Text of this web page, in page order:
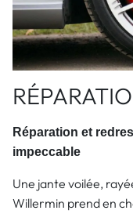
Réparation et
impeccable
Une jante voilée,
Willermin prend en